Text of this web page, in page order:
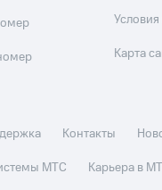
Карта
Контакты
МТС
Карьера в